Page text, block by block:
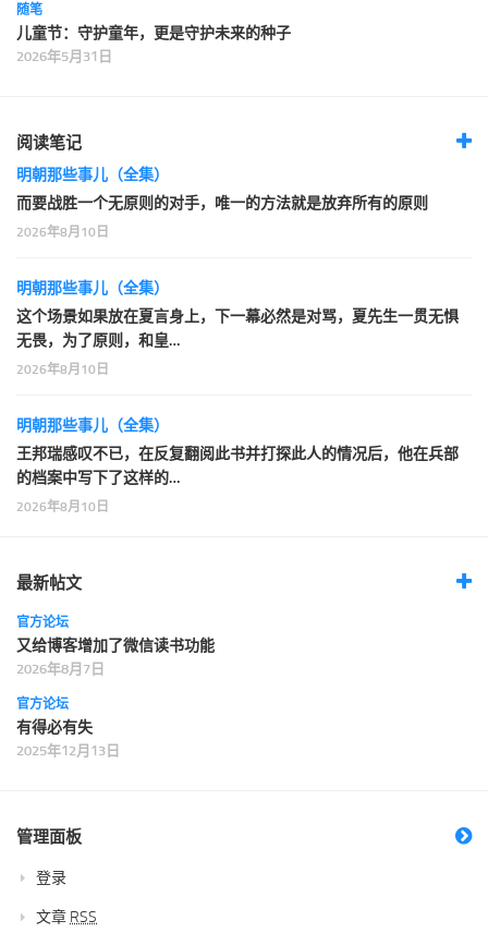
随笔
儿童节：守护童年，更是守护未来的种子
2026年5月31日
阅读笔记
明朝那些事儿（全集）
而要战胜一个无原则的对手，唯一的方法就是放弃所有的原则
2026年8月10日
明朝那些事儿（全集）
这个场景如果放在夏言身上，下一幕必然是对骂，夏先生一贯无惧
无畏，为了原则，和皇…
2026年8月10日
明朝那些事儿（全集）
王邦瑞感叹不已，在反复翻阅此书并打探此人的情况后，他在兵部
的档案中写下了这样的…
2026年8月10日
最新帖文
官方论坛
又给博客增加了微信读书功能
2026年8月7日
官方论坛
有得必有失
2025年12月13日
管理面板
登录
文章 RSS